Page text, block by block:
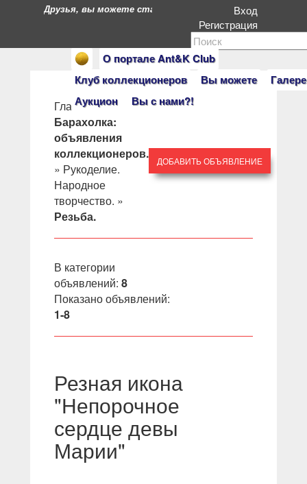
О портале Ant&K Club
Клуб коллекционеров
Вы можете
Аукцион
Вы с нами?!
Друзья, вы можете стать героями нашего портала.
Вход
Регистрация
Главная»
Барахолка:
объявления
коллекционеров.
» Рукоделие.
Народное
творчество. »
Резьба.
ДОБАВИТЬ ОБЪЯВЛЕНИЕ
В категории
объявлений: 8
Показано объявлений:
1-8
Резная икона
"Непорочное
сердце девы
Марии"